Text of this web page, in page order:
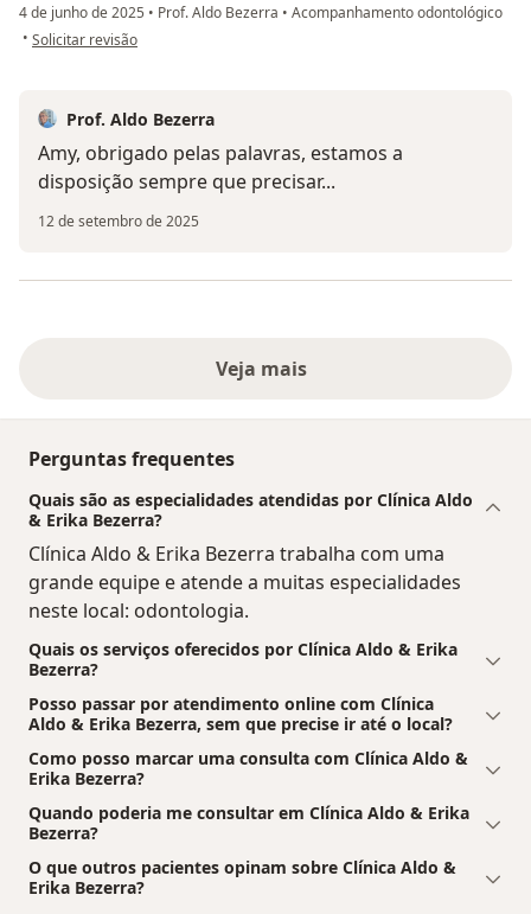
4 de junho de 2025 • Prof. Aldo Bezerra • Acompanhamento odontológico
• na opinião do utilizador Amy Ferreira
Solicitar revisão
Prof. Aldo Bezerra
Amy, obrigado pelas palavras, estamos a
disposição sempre que precisar...
12 de setembro de 2025
Veja mais
Perguntas frequentes
Quais são as especialidades atendidas por Clínica Aldo
& Erika Bezerra?
Clínica Aldo & Erika Bezerra trabalha com uma
grande equipe e atende a muitas especialidades
neste local: odontologia.
Quais os serviços oferecidos por Clínica Aldo & Erika
Bezerra?
Posso passar por atendimento online com Clínica
Aldo & Erika Bezerra, sem que precise ir até o local?
Como posso marcar uma consulta com Clínica Aldo &
Erika Bezerra?
Quando poderia me consultar em Clínica Aldo & Erika
Bezerra?
O que outros pacientes opinam sobre Clínica Aldo &
Erika Bezerra?